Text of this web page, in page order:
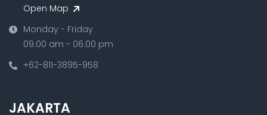
Open Map
Monday - Friday
09.00 am - 06.00 pm
+62-811-3895-958
JAKARTA